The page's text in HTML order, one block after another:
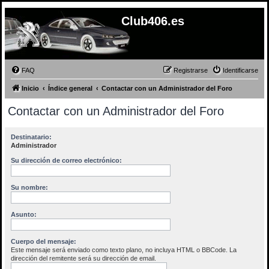
Club406.es
FAQ Identificarse
Registrarse
Inicio Índice general Contactar con un Administrador del Foro
Contactar con un Administrador del Foro
Destinatario:
Administrador
Su dirección de correo electrónico:
Su nombre:
Asunto:
Cuerpo del mensaje:
Este mensaje será enviado como texto plano, no incluya HTML o BBCode. La
dirección del remitente será su dirección de email.